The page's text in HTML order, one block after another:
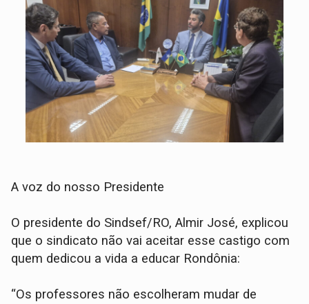
A voz do nosso Presidente
O presidente do Sindsef/RO, Almir José, explicou
que o sindicato não vai aceitar esse castigo com
quem dedicou a vida a educar Rondônia:
“Os professores não escolheram mudar de